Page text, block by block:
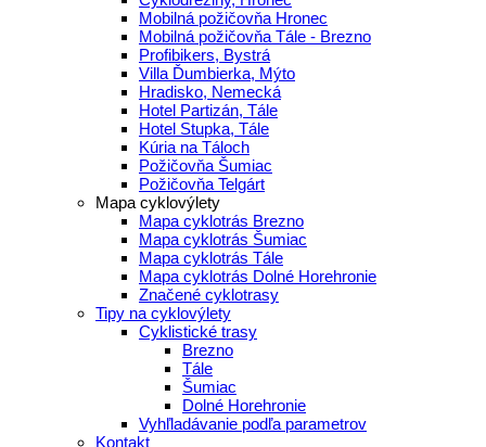
Mobilná požičovňa Hronec
Mobilná požičovňa Tále - Brezno
Profibikers, Bystrá
Villa Ďumbierka, Mýto
Hradisko, Nemecká
Hotel Partizán, Tále
Hotel Stupka, Tále
Kúria na Táloch
Požičovňa Šumiac
Požičovňa Telgárt
Mapa cyklovýlety
Mapa cyklotrás Brezno
Mapa cyklotrás Šumiac
Mapa cyklotrás Tále
Mapa cyklotrás Dolné Horehronie
Značené cyklotrasy
Tipy na cyklovýlety
Cyklistické trasy
Brezno
Tále
Šumiac
Dolné Horehronie
Vyhľladávanie podľa parametrov
Kontakt